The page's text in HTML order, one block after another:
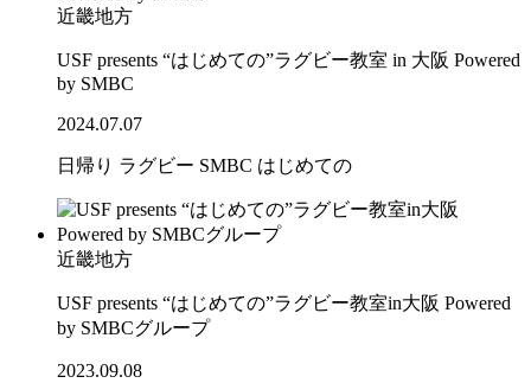
近畿地方
USF presents “はじめての”ラグビー教室 in 大阪 Powered
by SMBC
2024.07.07
日帰り ラグビー SMBC はじめての
近畿地方
USF presents “はじめての”ラグビー教室in大阪 Powered
by SMBCグループ
2023.09.08